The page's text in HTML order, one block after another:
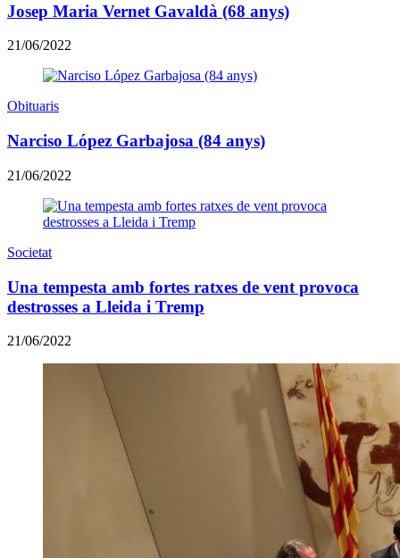
Josep Maria Vernet Gavaldà (68 anys)
21/06/2022
Obituaris
Narciso López Garbajosa (84 anys)
21/06/2022
Societat
Una tempesta amb fortes ratxes de vent provoca
destrosses a Lleida i Tremp
21/06/2022